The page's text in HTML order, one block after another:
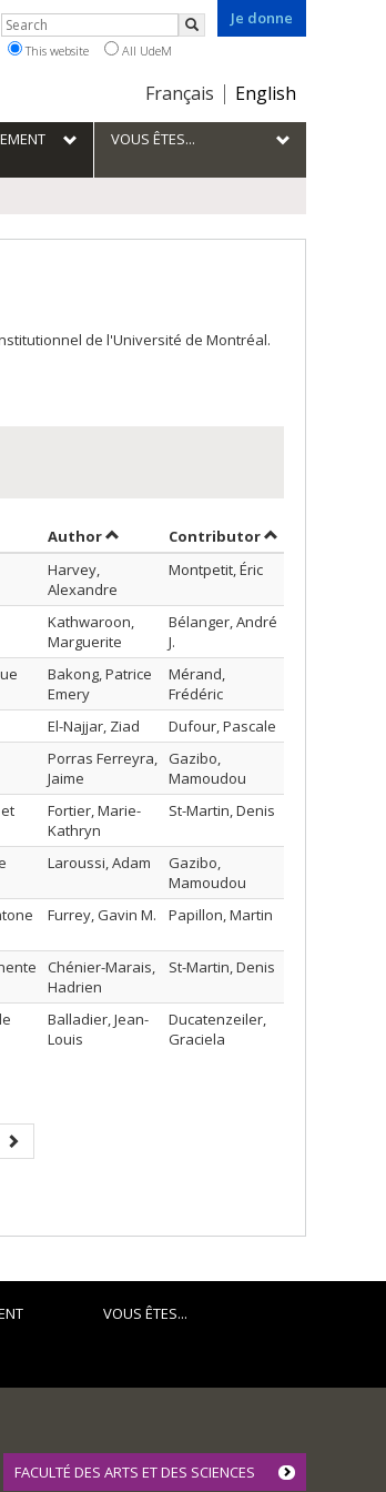
Je donne
Choix
la
langue
Français English
Rechercher
Search
This website All UdeM
VOUS ÊTES...
de l'Université de Montréal.
AuthorSort by author in ascending order
Contributorby contributor
Harvey,
Alexandre
Montpetit, Éric
Kathwaroon,
Marguerite
Bélanger, André
J.
Bakong, Patrice
Emery
Mérand,
Frédéric
El-Najjar, Ziad
Dufour, Pascale
Porras Ferreyra,
Jaime
Gazibo,
Mamoudou
Fortier, Marie-
Kathryn
St-Martin, Denis
Laroussi, Adam
Gazibo,
Mamoudou
Furrey, Gavin M. Papillon, Martin
Chénier-Marais,
Hadrien
St-Martin, Denis
Balladier, Jean-
Louis
Ducatenzeiler,
Graciela
Next
page
VOUS ÊTES...
FACULTÉ DES ARTS ET DES SCIENCES